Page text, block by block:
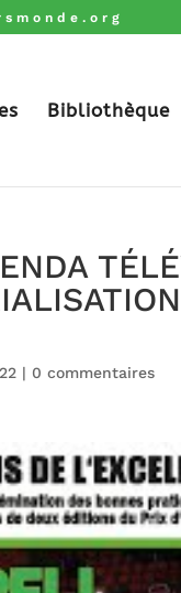
Bibliothèque
| 0 commentaires